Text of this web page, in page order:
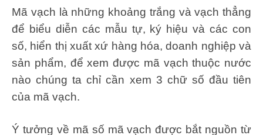
Mã vạch là những khoảng trắng và vạch thẳng
để biểu diễn các mẫu tự, ký hiệu và các con
số, hiển thị xuất xứ hàng hóa, doanh nghiệp và
sản phẩm, để xem được mã vạch thuộc nước
nào chúng ta chỉ cần xem 3 chữ số đầu tiên
của mã vạch.
Ý tưởng về mã số mã vạch được bắt nguồn từ